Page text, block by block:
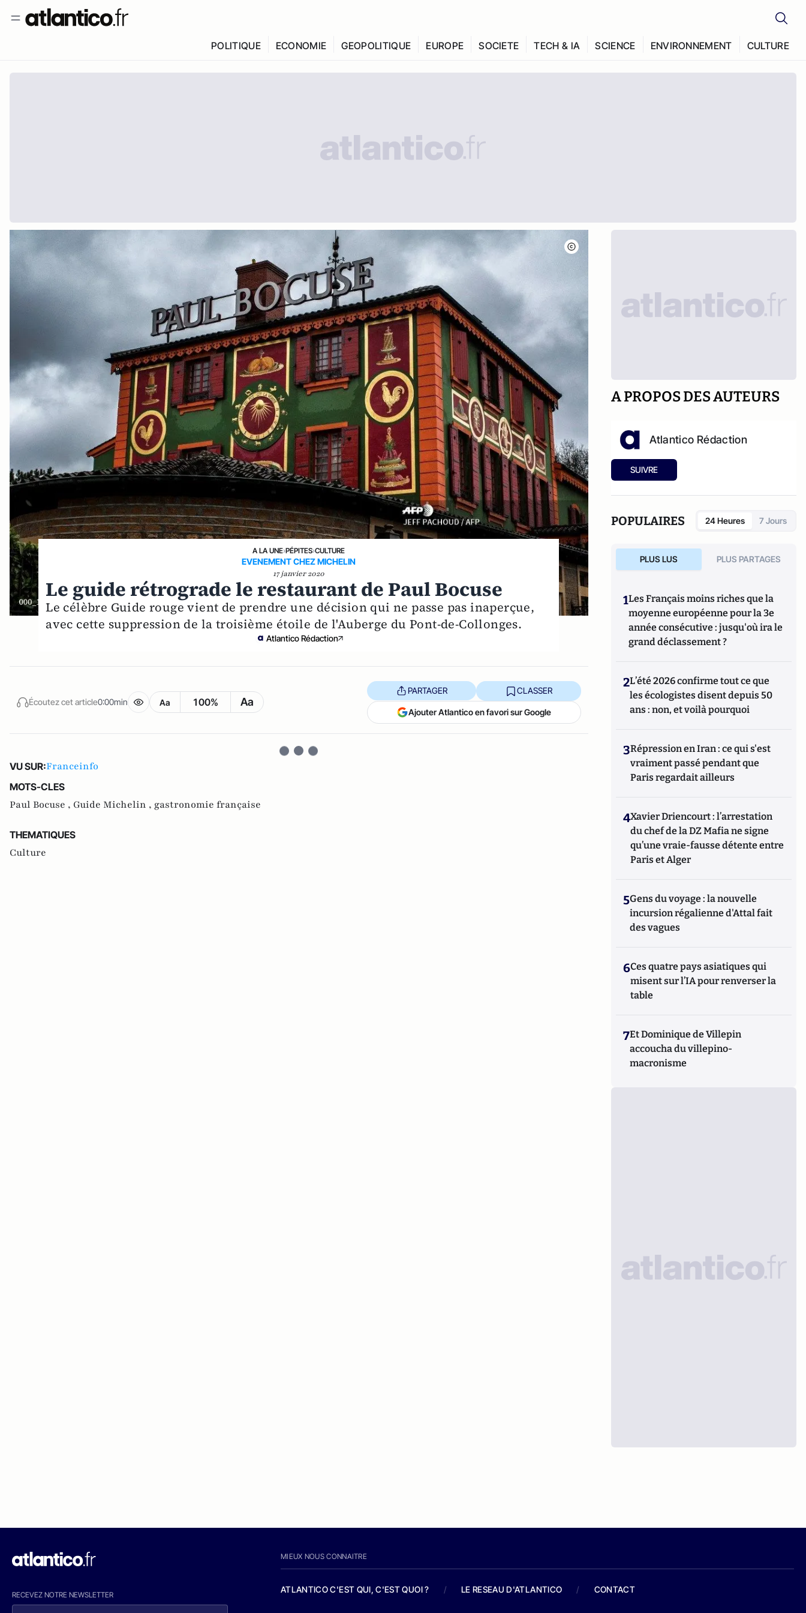
POLITIQUE ECONOMIE GEOPOLITIQUE EUROPE SOCIETE TECH & IA SCIENCE ENVIRONNEMENT CULTURE
A LA UNE›PÉPITES›CULTURE
EVENEMENT CHEZ MICHELIN
17 janvier 2020
Le guide rétrograde le restaurant de Paul Bocuse
Le célèbre Guide rouge vient de prendre une décision qui ne passe pas inaperçue,
avec cette suppression de la troisième étoile de l'Auberge du Pont-de-Collonges.
Atlantico Rédaction
Écoutez cet article0:00min Aa 100% Aa
PARTAGER CLASSER
Ajouter Atlantico en favori sur Google
VU SUR:Franceinfo
MOTS-CLES
Paul Bocuse , Guide Michelin , gastronomie française
THEMATIQUES
Culture
A PROPOS DES AUTEURS
Atlantico Rédaction
SUIVRE
POPULAIRES 24 Heures 7 Jours
PLUS LUS PLUS PARTAGES
1Les Français moins riches que la
moyenne européenne pour la 3e
année consécutive : jusqu'où ira le
grand déclassement ?
2L’été 2026 confirme tout ce que
les écologistes disent depuis 50
ans : non, et voilà pourquoi
3Répression en Iran : ce qui s'est
vraiment passé pendant que
Paris regardait ailleurs
4Xavier Driencourt : l’arrestation
du chef de la DZ Mafia ne signe
qu’une vraie-fausse détente entre
Paris et Alger
5Gens du voyage : la nouvelle
incursion régalienne d'Attal fait
des vagues
6Ces quatre pays asiatiques qui
misent sur l’IA pour renverser la
table
7Et Dominique de Villepin
accoucha du villepino-
macronisme
RECEVEZ NOTRE NEWSLETTER
MIEUX NOUS CONNAITRE
ATLANTICO C'EST QUI, C'EST QUOI ? / LE RESEAU D'ATLANTICO / CONTACT